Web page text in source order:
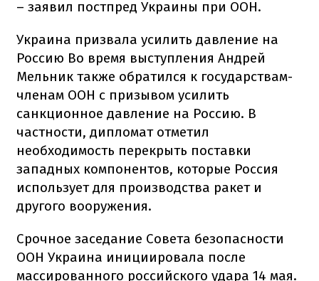
– заявил постпред Украины при ООН.
Украина призвала усилить давление на
Россию Во время выступления Андрей
Мельник также обратился к государствам-
членам ООН с призывом усилить
санкционное давление на Россию. В
частности, дипломат отметил
необходимость перекрыть поставки
западных компонентов, которые Россия
использует для производства ракет и
другого вооружения.
Срочное заседание Совета безопасности
ООН Украина инициировала после
массированного российского удара 14 мая.